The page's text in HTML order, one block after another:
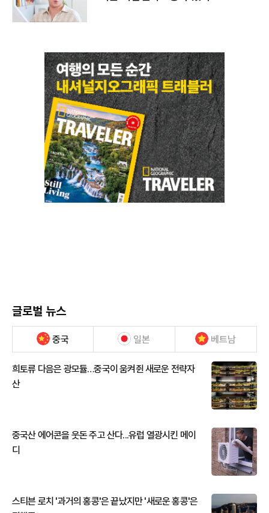
글로벌 뉴스
중국 일본 베트남
희토류 다음은 광모듈…중국이 움켜쥔 새로운 전략자
산
중국산 에어콘을 웃돈 주고 산다...유럽 열광시킨 메이
디
스티븐 로치 '과거의 홍콩'은 끝났지만 '새로운 홍콩'은